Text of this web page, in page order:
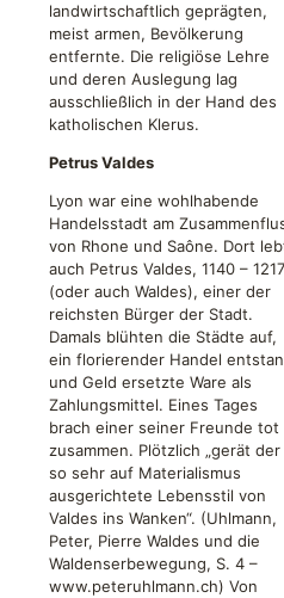
landwirtschaftlich geprägten,
meist armen, Bevölkerung
entfernte. Die religiöse Lehre
und deren Auslegung lag
ausschließlich in der Hand des
katholischen Klerus.
Petrus Valdes
Lyon war eine wohlhabende
Handelsstadt am
von Rhone und Saône. Dort
auch Petrus Valdes, 1140 –
(oder auch Waldes), einer der
reichsten Bürger der Stadt.
Damals blühten die Städte auf,
ein florierender Handel
und Geld ersetzte Ware als
Zahlungsmittel. Eines Tages
brach einer seiner Freunde tot
zusammen. Plötzlich „gerät der
so sehr auf Materialismus
ausgerichtete Lebensstil von
Valdes ins Wanken“. (Uhlmann,
Peter, Pierre Waldes und die
Waldenserbewegung, S. 4 –
www.peteruhlmann.ch) Von